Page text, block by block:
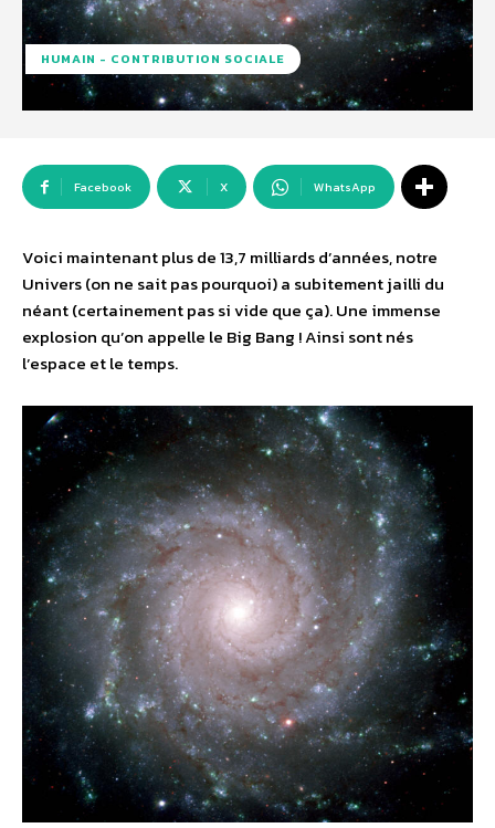
HUMAIN - CONTRIBUTION SOCIALE
Facebook X WhatsApp
Voici maintenant plus de 13,7 milliards d’années, notre
Univers (on ne sait pas pourquoi) a subitement jailli du
néant (certainement pas si vide que ça). Une immense
explosion qu’on appelle le Big Bang ! Ainsi sont nés
l’espace et le temps.